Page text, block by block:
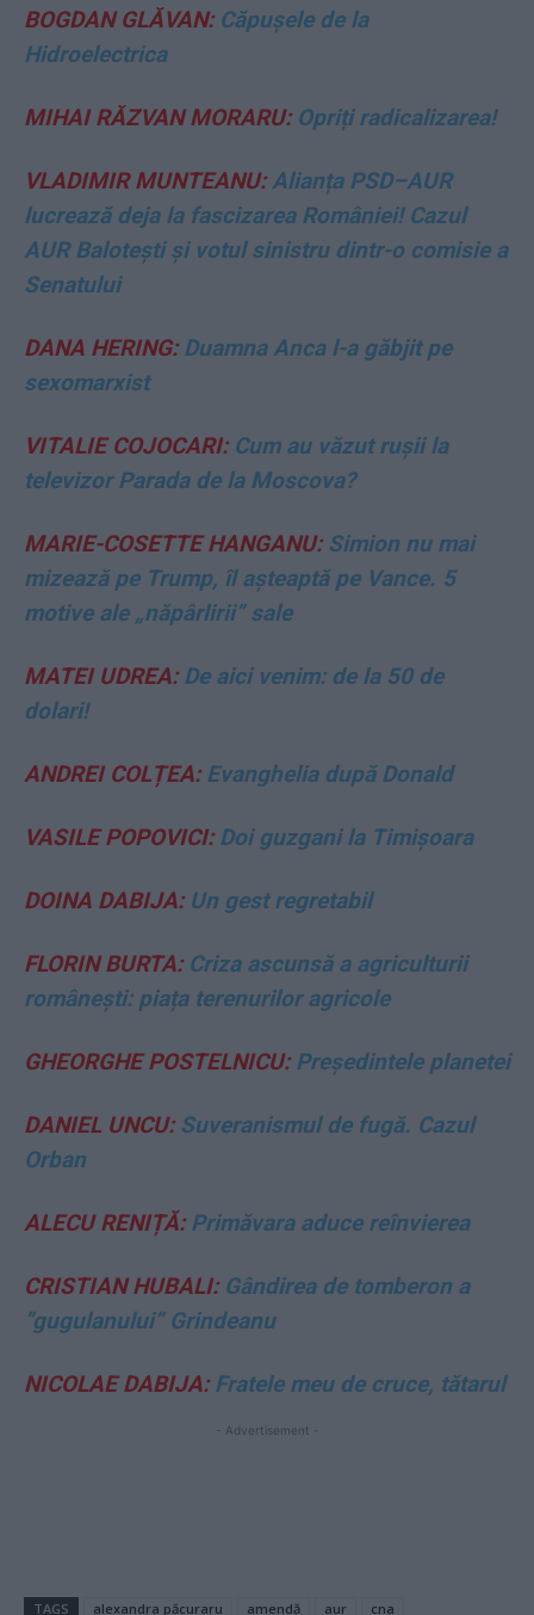
BOGDAN GLĂVAN:Căpușele de la
Hidroelectrica
MIHAI RĂZVAN MORARU:Opriți radicalizarea!
VLADIMIR MUNTEANU:Alianța PSD–AUR
lucrează deja la fascizarea României! Cazul
AUR Balotești și votul sinistru dintr-o comisie a
Senatului
DANA HERING:Duamna Anca l-a găbjit pe
sexomarxist
VITALIE COJOCARI:Cum au văzut rușii la
televizor Parada de la Moscova?
MARIE-COSETTE HANGANU:Simion nu mai
mizează pe Trump, îl așteaptă pe Vance. 5
motive ale „năpârlirii” sale
MATEI UDREA:De aici venim: de la 50 de
dolari!
ANDREI COLȚEA:Evanghelia după Donald
VASILE POPOVICI:Doi guzgani la Timișoara
DOINA DABIJA:Un gest regretabil
FLORIN BURTA:Criza ascunsă a agriculturii
românești: piața terenurilor agricole
GHEORGHE POSTELNICU: Președintele planetei
DANIEL UNCU:Suveranismul de fugă. Cazul
Orban
ALECU RENIȚĂ:Primăvara aduce reînvierea
CRISTIAN HUBALI:Gândirea de tomberon a
”gugulanului” Grindeanu
NICOLAE DABIJA:Fratele meu de cruce, tătarul
- Advertisement -
TAGS alexandra păcuraru amendă aur cna